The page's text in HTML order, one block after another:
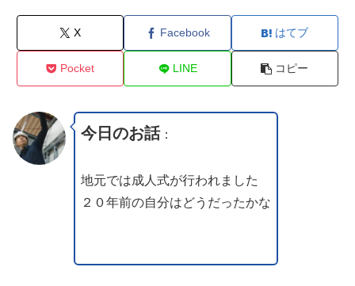
X Facebook はてブ
Pocket LINE コピー
今日のお話：
地元では成人式が行われました
２０年前の自分はどうだったかな